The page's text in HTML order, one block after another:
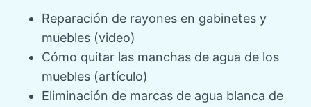
Reparación de rayones en gabinetes y
muebles (video)
Cómo quitar las manchas de agua de los
muebles (artículo)
Eliminación de marcas de agua blanca de